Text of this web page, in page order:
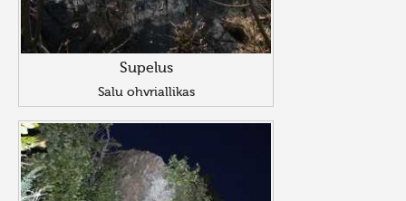
Supelus
Salu ohvriallikas